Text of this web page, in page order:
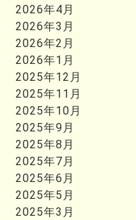
2026年4月
2026年3月
2026年2月
2026年1月
2025年12月
2025年11月
2025年10月
2025年9月
2025年8月
2025年7月
2025年6月
2025年5月
2025年3月